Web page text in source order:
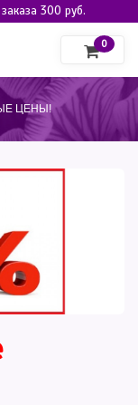
300 руб.
0
ЦЕНЫ!